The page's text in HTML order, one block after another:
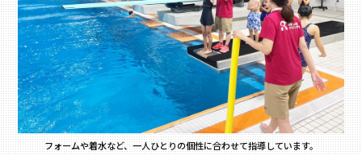
フォームや着水など、一人ひとりの個性に合わせて指導しています。